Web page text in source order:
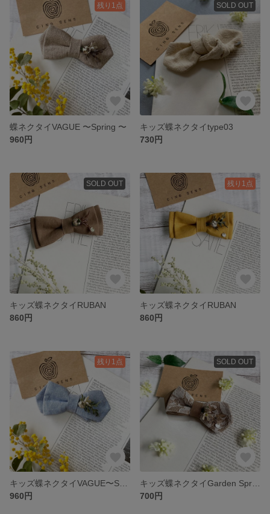
残り1点
蝶ネクタイVAGUE 〜Spring 〜
960円
SOLD OUT
キッズ蝶ネクタイtype03
730円
SOLD OUT
キッズ蝶ネクタイRUBAN
860円
残り1点
キッズ蝶ネクタイRUBAN
860円
残り1点
960円
SOLD OUT
700円